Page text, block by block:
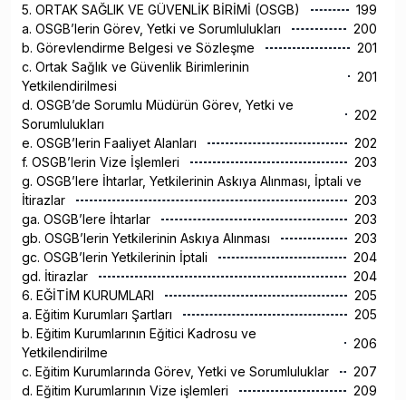
5. ORTAK SAĞLIK VE GÜVENLİK BİRİMİ (OSGB)
199
a. OSGB’lerin Görev, Yetki ve Sorumlulukları
200
b. Görevlendirme Belgesi ve Sözleşme
201
c. Ortak Sağlık ve Güvenlik Birimlerinin
Yetkilendirilmesi
201
d. OSGB’de Sorumlu Müdürün Görev, Yetki ve
Sorumlulukları
202
e. OSGB’lerin Faaliyet Alanları
202
f. OSGB’lerin Vize İşlemleri
203
g. OSGB’lere İhtarlar, Yetkilerinin Askıya Alınması, İptali ve
İtirazlar
203
ga. OSGB’lere İhtarlar
203
gb. OSGB’lerin Yetkilerinin Askıya Alınması
203
gc. OSGB’lerin Yetkilerinin İptali
204
gd. İtirazlar
204
6. EĞİTİM KURUMLARI
205
a. Eğitim Kurumları Şartları
205
b. Eğitim Kurumlarının Eğitici Kadrosu ve
Yetkilendirilme
206
c. Eğitim Kurumlarında Görev, Yetki ve Sorumluluklar
207
d. Eğitim Kurumlarının Vize işlemleri
209